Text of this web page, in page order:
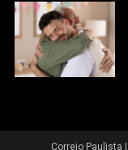
Correio Paulista